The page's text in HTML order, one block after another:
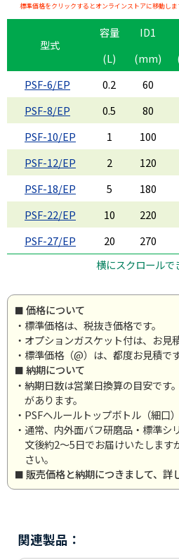
標準価格をクリックするとオンラインストアに移動しま
型式
容量 ID1
(L)
(mm)
PSF-6/EP
0.2 60
PSF-8/EP
0.5 80
PSF-10/EP
1 100
PSF-12/EP
2 120
PSF-18/EP
5 180
PSF-22/EP
10 220
PSF-27/EP
20 270
横にスクロール
価格について
・標準価格は、税抜き価格です。
・オプションガスケット付は、お見
・標準価格（@）は、都度お見積です
納期について
・納期日数は営業日換算の目安です
があります。
・PSFヘルールトップボトル（細口
・通常、内外面バフ研磨品・標準シ
文後約2～5日でお届けいたします
さい。
販売価格と納期につきまして、詳
関連製品：